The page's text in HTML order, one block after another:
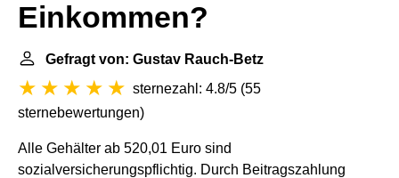
Einkommen?
Gefragt von: Gustav Rauch-Betz
sternezahl: 4.8/5 (55
sternebewertungen)
Alle Gehälter ab 520,01 Euro sind
sozialversicherungspflichtig. Durch Beitragszahlung